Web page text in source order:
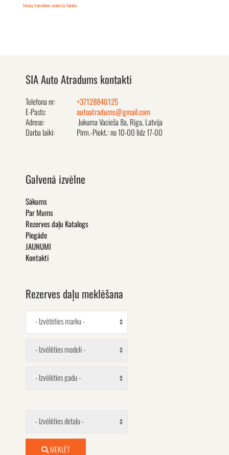
FaLang translation system by Faboba
SIA Auto Atradums kontakti
Telefona nr:
+37128840125
E-Pasts:
autoatradums@gmail.com
Adrese:
Jukuma Vacieša 8a, Rīga, Latvija
Darba laiki:
Pirm.-Piekt.: no 10-00 līdz 17-00
Galvenā izvēlne
Sākums
Par Mums
Rezerves daļu Katalogs
Piegāde
JAUNUMI
Kontakti
Rezerves daļu meklēšana
- Izvētēties marku -
- Izvēlēties modeli -
- Izvēlēties gadu -
- Izvēlēties detaļu -
MEKLĒT